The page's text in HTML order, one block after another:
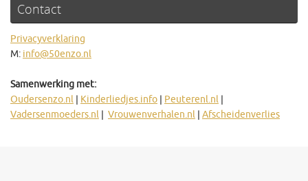
Contact
Privacyverklaring
M: info@50enzo.nl
Samenwerking met:
Oudersenzo.nl | Kinderliedjes.info | Peuterenl.nl |
Vadersenmoeders.nl | Vrouwenverhalen.nl | Afscheidenverlies